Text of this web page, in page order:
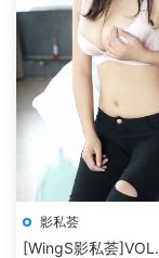
影私荟
[WingS影私荟